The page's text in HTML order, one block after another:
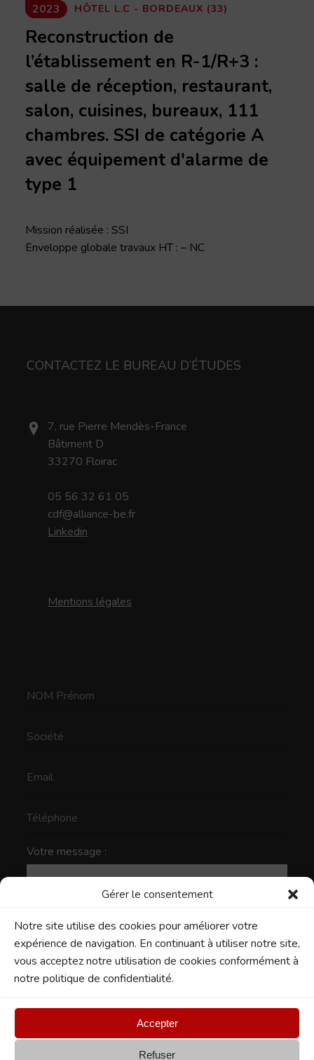
Gérer le consentement
Notre site utilise des cookies pour améliorer votre
expérience de navigation. En continuant à utiliser notre site,
vous acceptez notre utilisation de cookies conformément à
notre politique de confidentialité.
Accepter
Refuser
2023 HÔTEL L.C - BORDEAUX (33)
Reconstruction de
l’établissement en R-1/R+3 :
salle de réception, restaurant,
salon, cuisines, bureaux, 111
chambres. SSI de catégorie A
avec équipement d'alarme de
type 1
Mission réalisée : SSI
Enveloppe globale travaux HT : – NC
CONTACTEZ LE BUREAU D’ÉTUDES
7, rue Pierre Mendès-France
Bâtiment D
33270 Floirac
05 56 32 61 05
cdf@alliance-be.fr
Linkedin
Mentions légales
Votre message :